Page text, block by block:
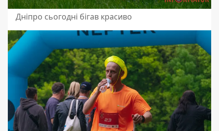
Дніпро сьогодні бігав красиво